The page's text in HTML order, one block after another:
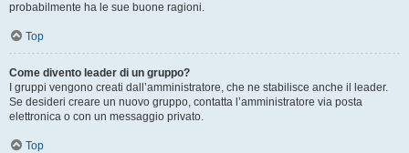
probabilmente ha le sue buone ragioni.
Top
Come divento leader di un gruppo?
I gruppi vengono creati dall’amministratore, che ne stabilisce anche il leader.
Se desideri creare un nuovo gruppo, contatta l’amministratore via posta
elettronica o con un messaggio privato.
Top